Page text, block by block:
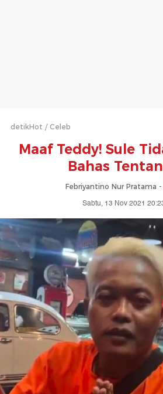
detikHot Celeb
Maaf Teddy! Sule
Bahas
Febriyantino Nur Pratama -
Sabtu, 13 Nov 2021